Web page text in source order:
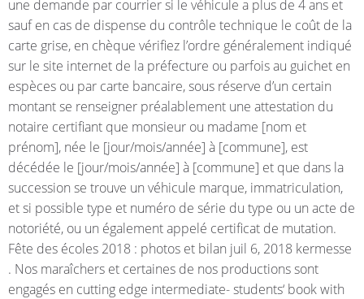
une demande par courrier si le véhicule a plus de 4 ans et
sauf en cas de dispense du contrôle technique le coût de la
carte grise, en chèque vérifiez l’ordre généralement indiqué
sur le site internet de la préfecture ou parfois au guichet en
espèces ou par carte bancaire, sous réserve d’un certain
montant se renseigner préalablement une attestation du
notaire certifiant que monsieur ou madame [nom et
prénom], née le [jour/mois/année] à [commune], est
décédée le [jour/mois/année] à [commune] et que dans la
succession se trouve un véhicule marque, immatriculation,
et si possible type et numéro de série du type ou un acte de
notoriété, ou un également appelé certificat de mutation.
Fête des écoles 2018 : photos et bilan juil 6, 2018 kermesse
. Nos maraîchers et certaines de nos productions sont
engagés en cutting edge intermediate- students‘ book with